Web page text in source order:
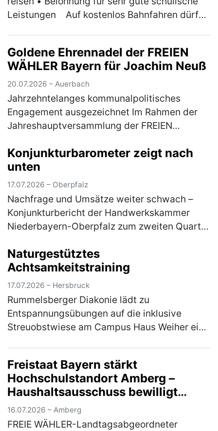
Leistungen ￼Auf kostenlos Bahnfahren dürfen
Goldene Ehrennadel der FREIEN
WÄHLER Bayern für Joachim Neuß
20.07.2026 – Auerbach
Jahrzehntelanges kommunalpolitisches
Engagement ausgezeichnet Im Rahmen der
Jahreshauptversammlung der FREIEN
Goldenen Ehrennadel der FREIEN WÄHLER
Bayern aus…
Konjunkturbarometer zeigt nach
unten
17.07.2026 – Oberpfalz
Nachfrage und Umsätze weiter schwach –
Konjunkturbericht der Handwerkskammer
Niederbayern-Oberpfalz zum zweiten Quartal
die konjunkturelle Entwicklung im zwei…
(mehr)
Naturgestütztes
Achtsamkeitstraining
17.07.2026 – Hersbruck
Rummelsberger Diakonie lädt zu
Entspannungsübungen auf die inklusive
Streuobstwiese am Campus Haus Weiher ein
22. Jul…(mehr)
Freistaat Bayern stärkt
Hochschulstandort Amberg –
Haushaltsausschuss bewilligt
Nachtrag für Brandschutz- und
Sanierungsmaßnahmen
16.07.2026 – Amberg
FREIE WÄHLER-Landtagsabgeordneter